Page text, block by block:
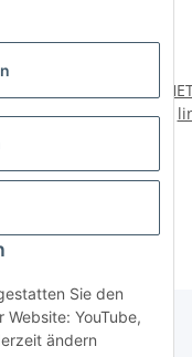
Sie den
YouTube,
ändern
140 x 55 mm,
€